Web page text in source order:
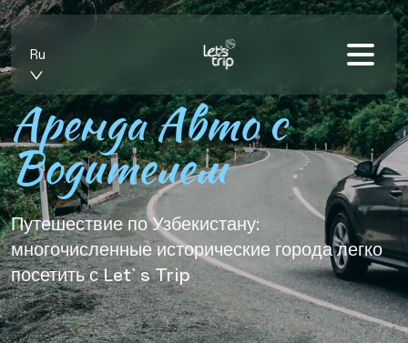
Ru
Аренда Авто c
Водителем
Путешествие по Узбекистану:
многочисленные исторические города легко
посетить с Let` s Trip